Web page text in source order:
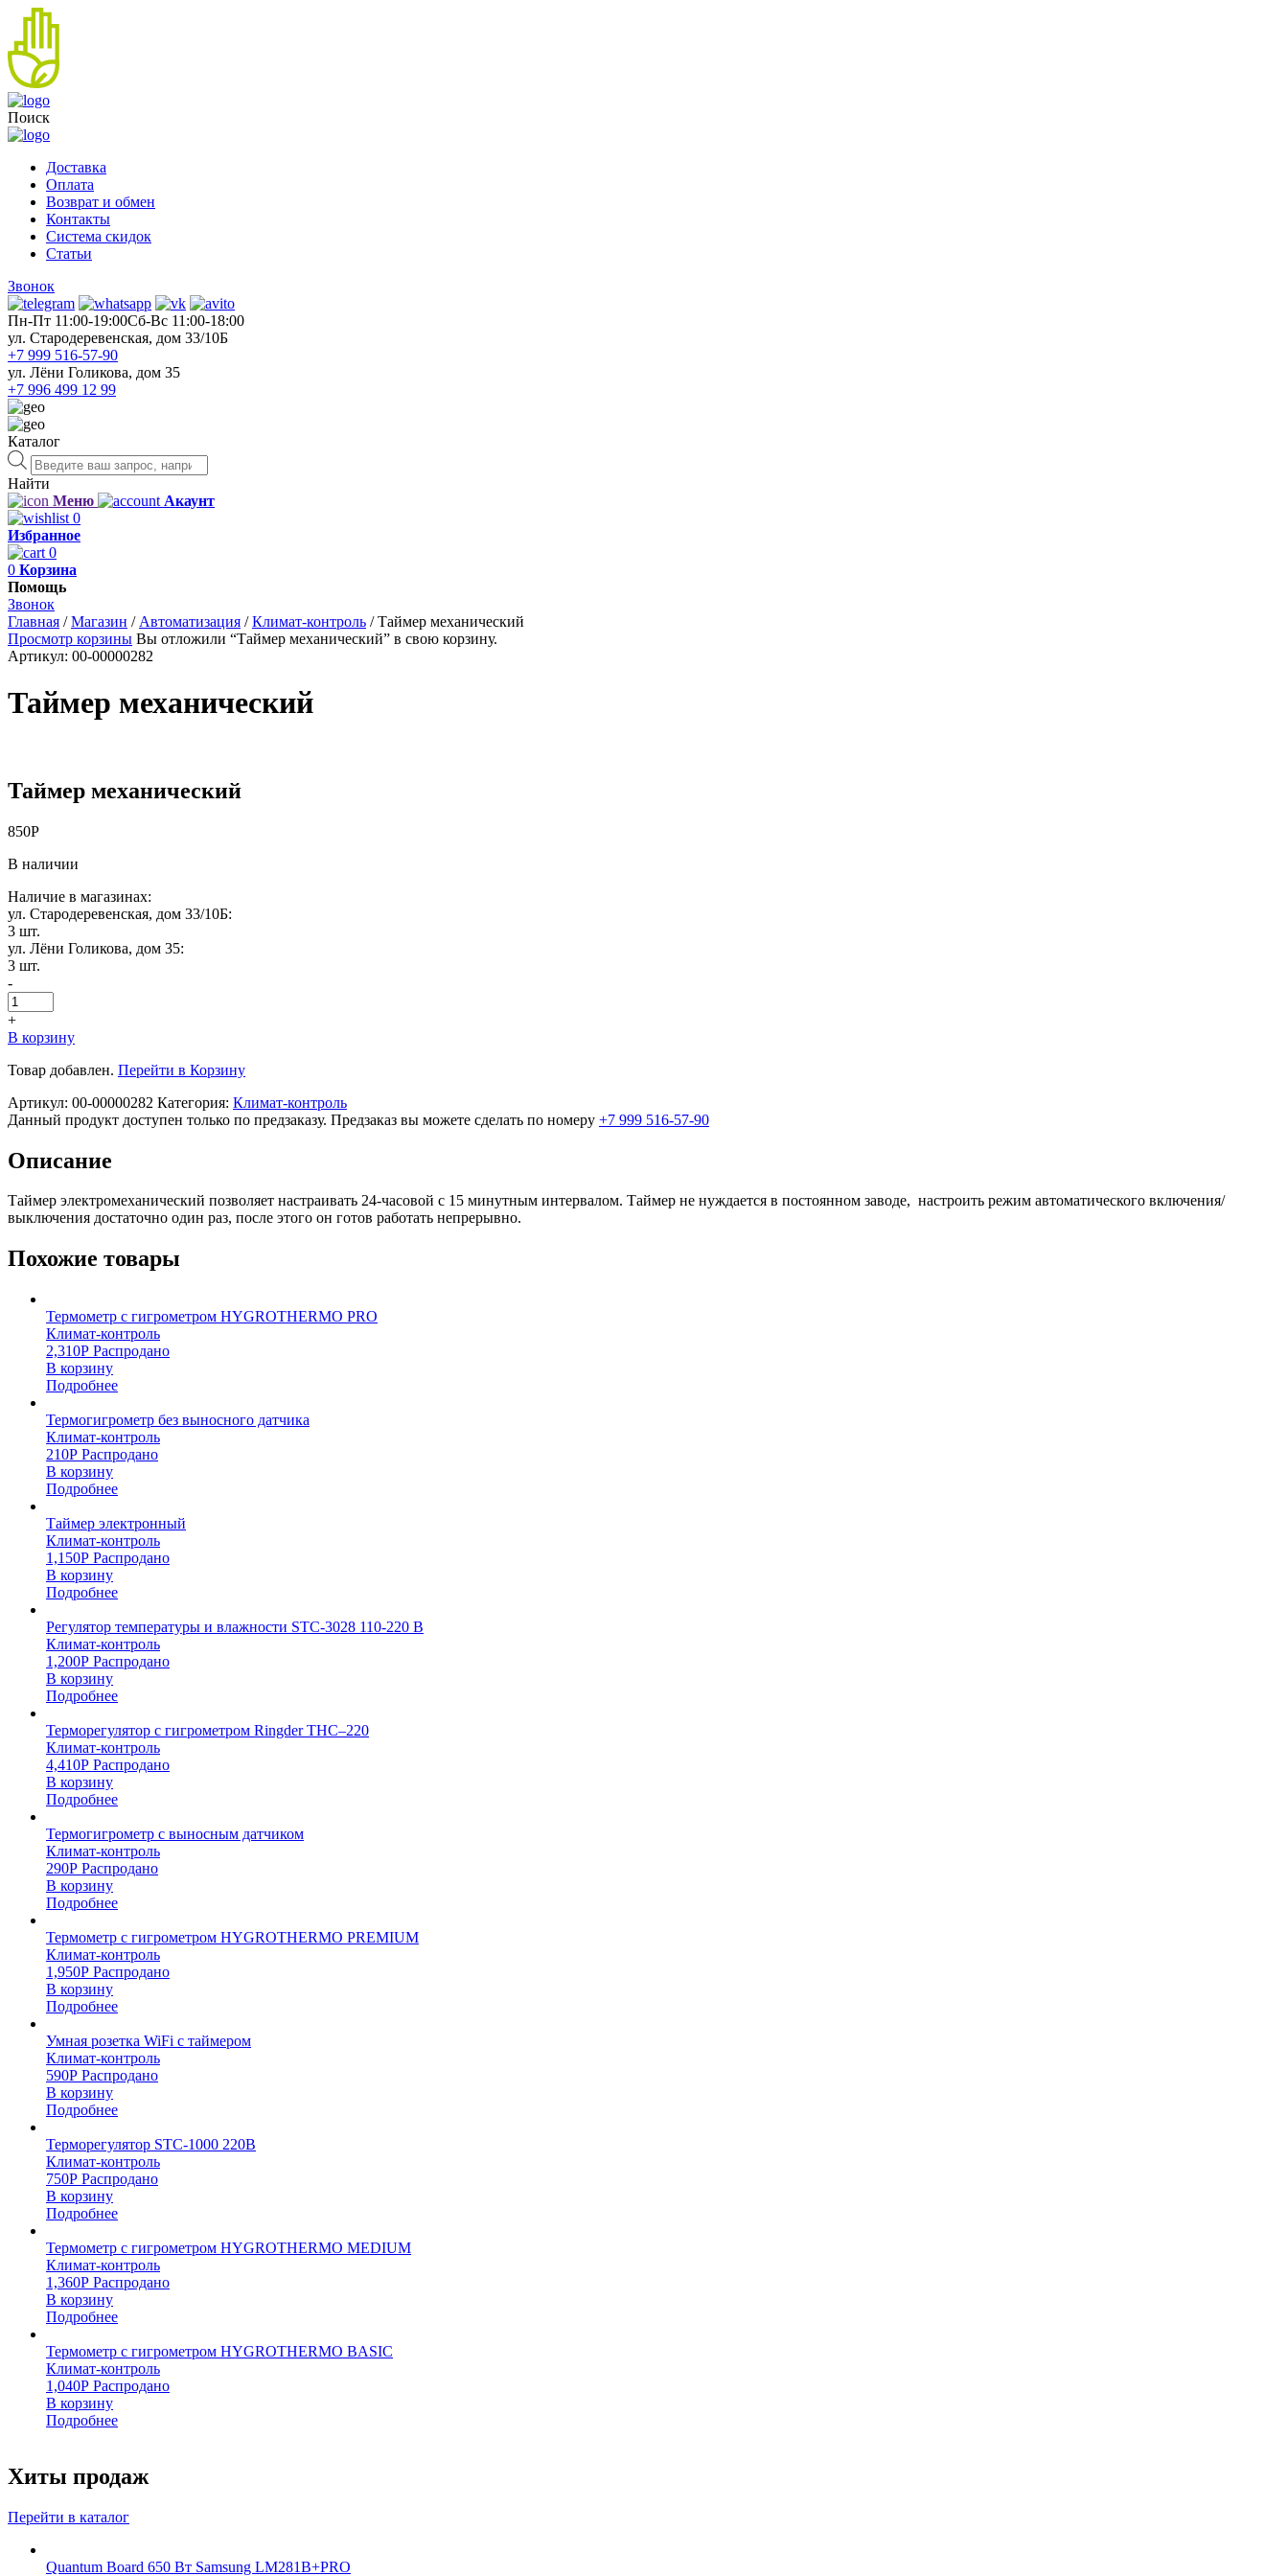
Поиск
Доставка
Оплата
Возврат и обмен
Контакты
Система скидок
Статьи
Звонок
Пн-Пт 11:00-19:00Cб-Вс 11:00-18:00
ул. Стародеревенская, дом 33/10Б
+7 999 516-57-90
ул. Лёни Голикова, дом 35
+7 996 499 12 99
Каталог
Поиск
товаров
Найти
Меню
Акаунт
0
Избранное
0
0 Корзина
Помощь
Звонок
Главная /Магазин / Автоматизация /Климат-контроль /Таймер механический
Просмотр корзины Вы отложили “Таймер механический” в свою корзину.
Артикул: 00-00000282
Таймер механический
Таймер механический
850Р
В наличии
Наличие в магазинах:
ул. Стародеревенская, дом 33/10Б:
3 шт.
ул. Лёни Голикова, дом 35:
3 шт.
-
+
В корзину
Товар добавлен. Перейти в Корзину
Артикул: 00-00000282 Категория: Климат-контроль
Данный продукт доступен только по предзаказу. Предзаказ вы можете сделать по номеру +7 999 516-57-90
Описание
Таймер электромеханический позволяет настраивать 24-часовой с 15 минутным интервалом. Таймер не нуждается в постоянном заводе, настроить режим автоматического включения/
выключения достаточно один раз, после этого он готов работать непрерывно.
Похожие товары
Термометр с гигрометром HYGROTHERMO PRO
Климат-контроль
2,310Р Распродано
В корзину
Подробнее
Термогигрометр без выносного датчика
Климат-контроль
210Р Распродано
В корзину
Подробнее
Таймер электронный
Климат-контроль
1,150Р Распродано
В корзину
Подробнее
Регулятор температуры и влажности STC-3028 110-220 В
Климат-контроль
1,200Р Распродано
В корзину
Подробнее
Терморегулятор с гигрометром Ringder THC–220
Климат-контроль
4,410Р Распродано
В корзину
Подробнее
Термогигрометр с выносным датчиком
Климат-контроль
290Р Распродано
В корзину
Подробнее
Термометр с гигрометром HYGROTHERMO PREMIUM
Климат-контроль
1,950Р Распродано
В корзину
Подробнее
Умная розетка WiFi с таймером
Климат-контроль
590Р Распродано
В корзину
Подробнее
Терморегулятор STC-1000 220В
Климат-контроль
750Р Распродано
В корзину
Подробнее
Термометр с гигрометром HYGROTHERMO MEDIUM
Климат-контроль
1,360Р Распродано
В корзину
Подробнее
Термометр с гигрометром HYGROTHERMO BASIC
Климат-контроль
1,040Р Распродано
В корзину
Подробнее
Хиты продаж
Перейти в каталог
Quantum Board 650 Вт Samsung LM281B+PRO